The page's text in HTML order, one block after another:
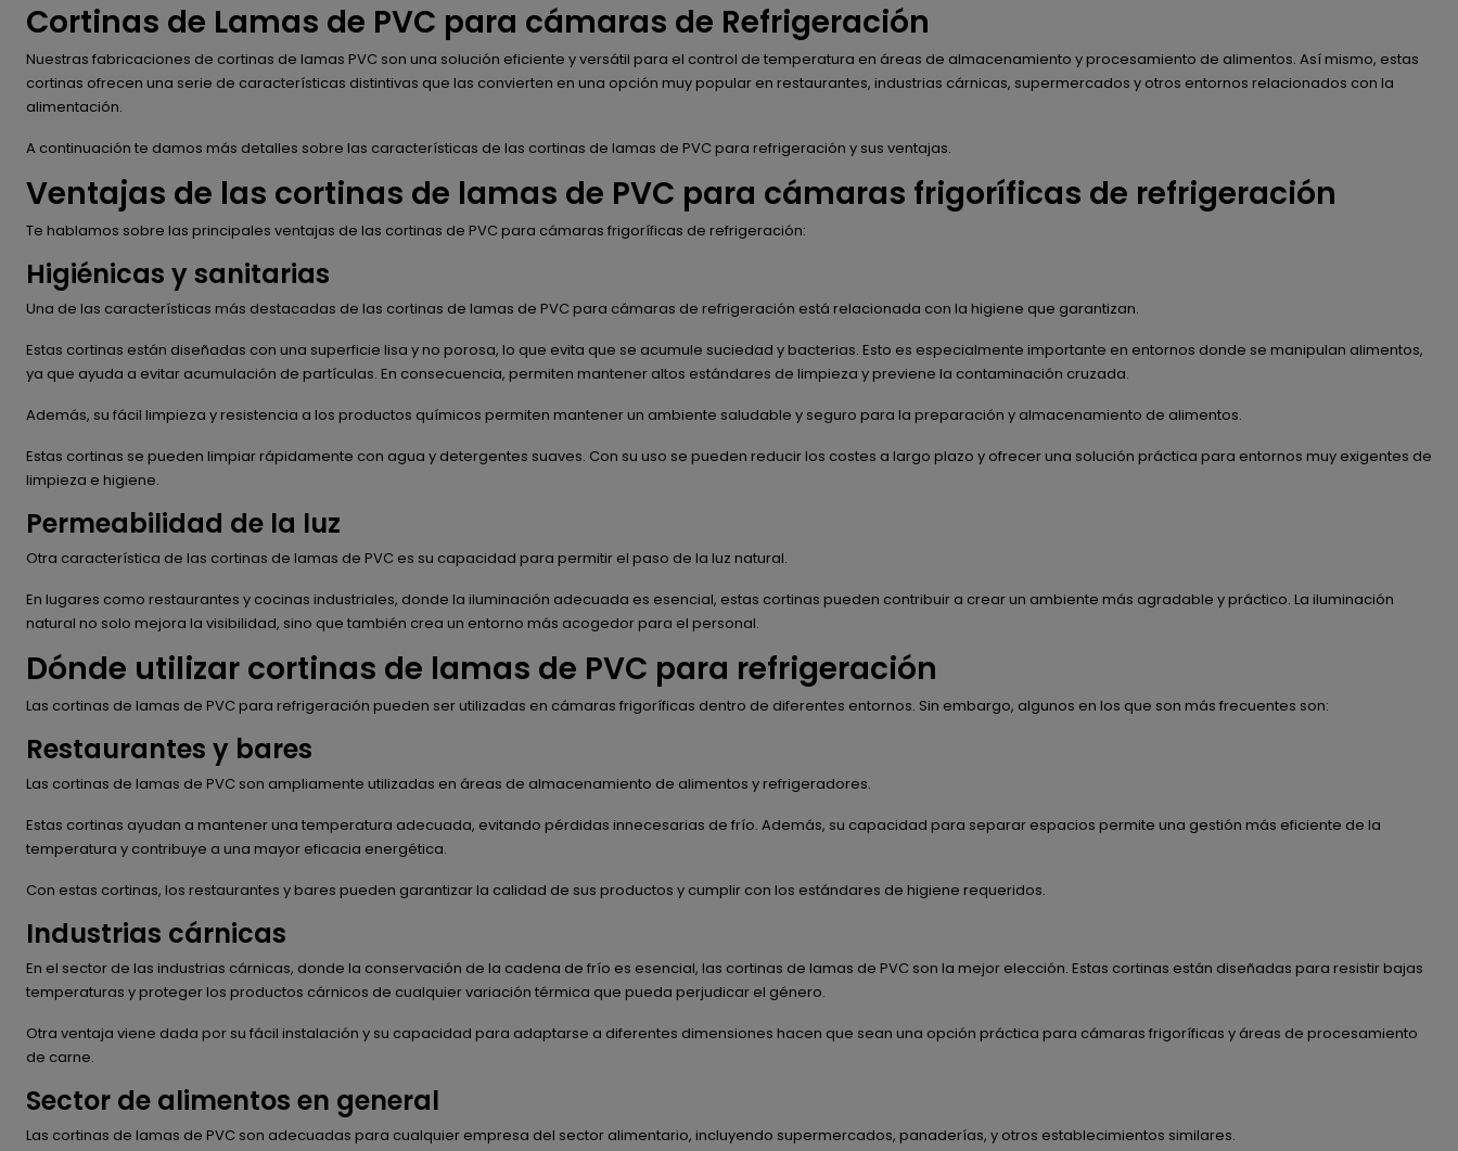
Cortinas de Lamas de PVC para cámaras de Refrigeración
Nuestras fabricaciones de cortinas de lamas PVC son una solución eficiente y versátil para el control de temperatura en áreas de almacenamiento y procesamiento de alimentos. Así mismo, estas
cortinas ofrecen una serie de características distintivas que las convierten en una opción muy popular en restaurantes, industrias cárnicas, supermercados y otros entornos relacionados con la
alimentación.
A continuación te damos más detalles sobre las características de las cortinas de lamas de PVC para refrigeración y sus ventajas.
Ventajas de las cortinas de lamas de PVC para cámaras frigoríficas de refrigeración
Te hablamos sobre las principales ventajas de las cortinas de PVC para cámaras frigoríficas de refrigeración:
Higiénicas y sanitarias
Una de las características más destacadas de las cortinas de lamas de PVC para cámaras de refrigeración está relacionada con la higiene que garantizan.
Estas cortinas están diseñadas con una superficie lisa y no porosa, lo que evita que se acumule suciedad y bacterias. Esto es especialmente importante en entornos donde se manipulan alimentos,
ya que ayuda a evitar acumulación de partículas. En consecuencia, permiten mantener altos estándares de limpieza y previene la contaminación cruzada.
Además, su fácil limpieza y resistencia a los productos químicos permiten mantener un ambiente saludable y seguro para la preparación y almacenamiento de alimentos.
Estas cortinas se pueden limpiar rápidamente con agua y detergentes suaves. Con su uso se pueden reducir los costes a largo plazo y ofrecer una solución práctica para entornos muy exigentes de
limpieza e higiene.
Permeabilidad de la luz
Otra característica de las cortinas de lamas de PVC es su capacidad para permitir el paso de la luz natural.
En lugares como restaurantes y cocinas industriales, donde la iluminación adecuada es esencial, estas cortinas pueden contribuir a crear un ambiente más agradable y práctico. La iluminación
natural no solo mejora la visibilidad, sino que también crea un entorno más acogedor para el personal.
Dónde utilizar cortinas de lamas de PVC para refrigeración
Las cortinas de lamas de PVC para refrigeración pueden ser utilizadas en cámaras frigoríficas dentro de diferentes entornos. Sin embargo, algunos en los que son más frecuentes son:
Restaurantes y bares
Las cortinas de lamas de PVC son ampliamente utilizadas en áreas de almacenamiento de alimentos y refrigeradores.
Estas cortinas ayudan a mantener una temperatura adecuada, evitando pérdidas innecesarias de frío. Además, su capacidad para separar espacios permite una gestión más eficiente de la
temperatura y contribuye a una mayor eficacia energética.
Con estas cortinas, los restaurantes y bares pueden garantizar la calidad de sus productos y cumplir con los estándares de higiene requeridos.
Industrias cárnicas
En el sector de las industrias cárnicas, donde la conservación de la cadena de frío es esencial, las cortinas de lamas de PVC son la mejor elección. Estas cortinas están diseñadas para resistir bajas
temperaturas y proteger los productos cárnicos de cualquier variación térmica que pueda perjudicar el género.
Otra ventaja viene dada por su fácil instalación y su capacidad para adaptarse a diferentes dimensiones hacen que sean una opción práctica para cámaras frigoríficas y áreas de procesamiento
de carne.
Sector de alimentos en general
Las cortinas de lamas de PVC son adecuadas para cualquier empresa del sector alimentario, incluyendo supermercados, panaderías, y otros establecimientos similares.